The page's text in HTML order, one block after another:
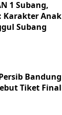
1 Subang,
Karakter Anak
Subang
Bandung
Tiket Final